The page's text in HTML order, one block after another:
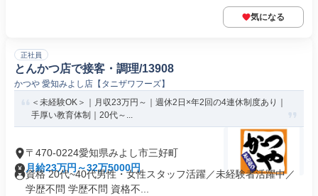
気になる
正社員
とんかつ店で接客・調理/13908
かつや 愛知みよし店【タニザワフーズ】
＜未経験OK＞｜月収23万円～｜週休2日×年2回の4連休制度あり｜
手厚い教育体制｜20代～...
〒470-0224愛知県みよし市三好町
月給23万円～32万5000円
資格 20代~40代男性・女性スタッフ活躍／未経験者活躍中／
学歴不問 学歴不問 資格不...